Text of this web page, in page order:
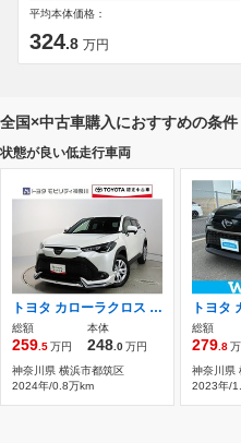
平均本体価格：
324.8 万円
全国×中古車購入におすすめの条件
状態が良い低走行車両
トヨタ カローラクロス カローラクロス 2.0G トヨタ認定中古車 純正DA
総額
259 .5万円
本体
248 .0万円
神奈川県 横浜市都筑区
2024年/0.8万km
総額
279 .8
神奈川県
2023年/